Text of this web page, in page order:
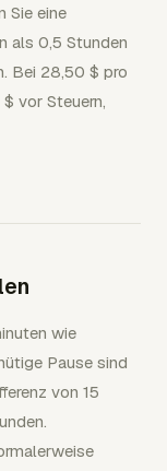
Sie eine
als 0,5 Stunden
Bei 28,50 $ pro
vor Steuern,
wie
Pause sind
von 15